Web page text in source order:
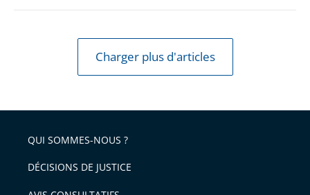
Charger plus d'articles
QUI SOMMES-NOUS ?
DÉCISIONS DE JUSTICE